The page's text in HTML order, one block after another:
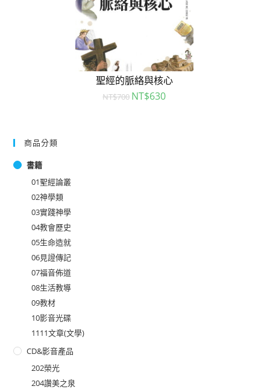
聖經的脈絡與核心
NT$700 NT$630
商品分類
書籍
01聖經論叢
02神學類
03實踐神學
04教會歷史
05生命造就
06見證傳記
07福音佈道
08生活教導
09教材
10影音光碟
1111文章(文學)
CD&影音產品
202榮光
204讚美之泉